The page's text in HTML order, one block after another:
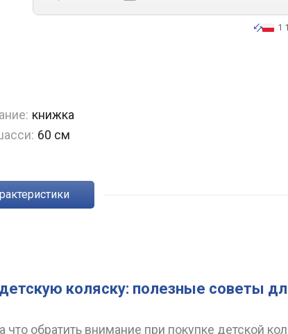
1
книжка
60 см
коляску: полезные советы
что обратить внимание при покупке детской